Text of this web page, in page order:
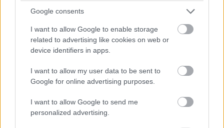
Google consents
I want to allow Google to enable storage
related to advertising like cookies on web or
device identifiers in apps.
I want to allow my user data to be sent to
Google for online advertising purposes.
I want to allow Google to send me
personalized advertising.
Negyven másodperc! Óriási tempóban közelít
Bergmeister, de a Keating következő, egyben utolsó kiállása
illetve egyszeres Le Mans-i kategóriagyőztes Jeroen
Bleekemolen.